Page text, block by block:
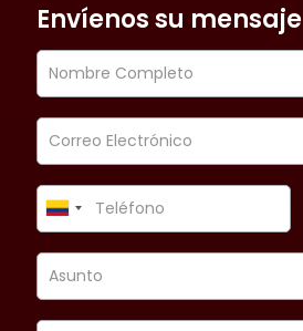
Envíenos su mensaje